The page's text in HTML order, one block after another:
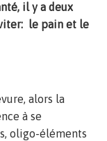
il y a deux
le pain et le
alors la
à se
oligo-éléments